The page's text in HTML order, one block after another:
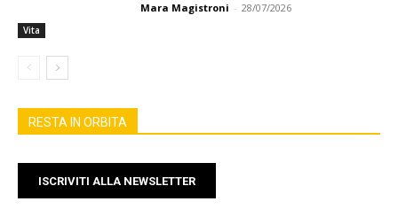
Vita
Mara Magistroni - 28/07/2026
RESTA IN ORBITA
ISCRIVITI ALLA NEWSLETTER